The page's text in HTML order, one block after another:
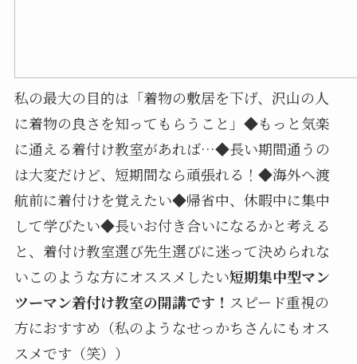
私の最大の目的は「着物の敷居を下げ、沢山の人
に着物の良さを知ってもらうこと」◆もっと気楽
に通える着付け教室があれば…◆長い期間通うの
は大変だけど、短期間なら頑張れる！◆海外へ渡
航前に着付けを覚えたい◆帰省中、休暇中に集中
して学びたい◆長いお付き合いになるかと考える
と、着付け教室選び先生選びに迷って決められな
いこのような方にオススメしたい短期集中型マン
ツーマン着付け教室の開講です！ スピード重視の
方におすすめ（私のようなせっかちさんにもオス
スメです（笑））